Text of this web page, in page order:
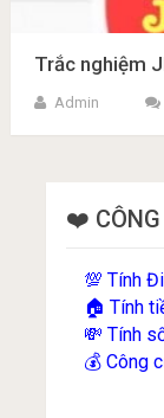
Trắc nghiệm
Admin
❤️ CÔNG
💯Tính
🏠Tính
💸Tính
💰Công